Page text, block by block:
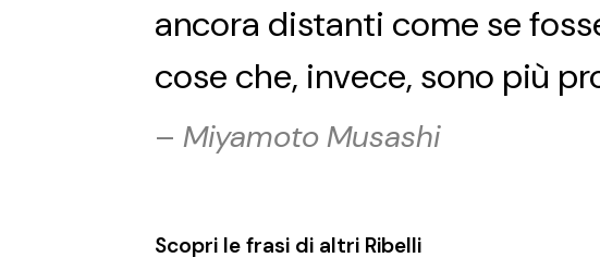
ancora distanti come se
cose che, invece, sono più
– Miyamoto Musashi
Scopri le frasi di altri Ribelli